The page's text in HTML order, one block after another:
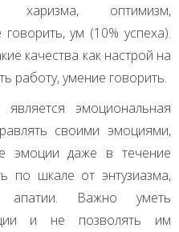
оптимизм,
ум (10% успеха).
качества как настрой на
работу, умение говорить.
эмоциональная
своими эмоциями,
эмоции даже в течение
по шкале от энтузиазма,
Важно уметь
и не позволять им